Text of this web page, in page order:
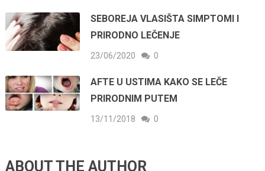
SEBOREJA VLASIŠTA SIMPTOMI I
PRIRODNO LEČENJE
23/06/2020 0
AFTE U USTIMA KAKO SE LEČE
PRIRODNIM PUTEM
13/11/2018 0
ABOUT THE AUTHOR